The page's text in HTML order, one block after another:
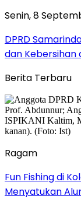
Senin, 8
DPRD
dan Kebersihan
Berita Terbaru
Ragam
Fun Fishing di
Menyatukan